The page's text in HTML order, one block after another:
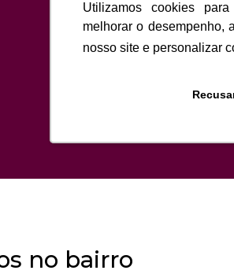
Utilizamos cookies
melhorar o desempenho,
nosso site e personalizar
Utilizamos cookies
melhorar o desempenho,
nosso site e personalizar
no bairro